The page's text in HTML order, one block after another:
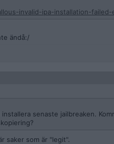
invalid-ipa-installation-failed-
ändå:/
senaste jailbreaken.
saker som är "legit".